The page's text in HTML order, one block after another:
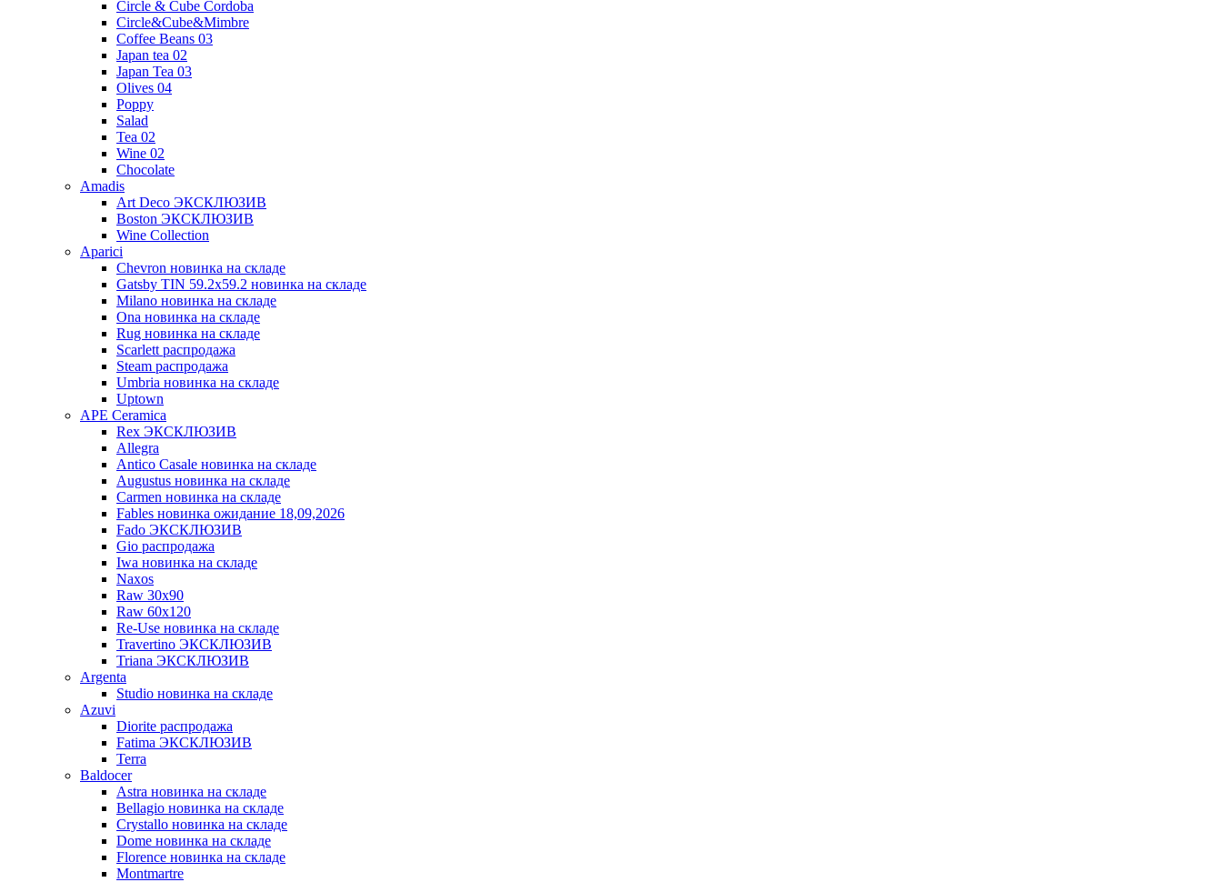
Circle & Cube Cordoba
Circle&Cube&Mimbre
Coffee Beans 03
Japan tea 02
Japan Tea 03
Olives 04
Poppy
Salad
Tea 02
Wine 02
Chocolate
Amadis
Art Deco ЭКСКЛЮЗИВ
Boston ЭКСКЛЮЗИВ
Wine Collection
Aparici
Chevron новинка на складе
Gatsby TIN 59.2x59.2 новинка на складе
Milano новинка на складе
Ona новинка на складе
Rug новинка на складе
Scarlett распродажа
Steam распродажа
Umbria новинка на складе
Uptown
APE Ceramica
Rex ЭКСКЛЮЗИВ
Allegra
Antico Casale новинка на складе
Augustus новинка на складе
Carmen новинка на складе
Fables новинка ожидание 18,09,2026
Fado ЭКСКЛЮЗИВ
Gio распродажа
Iwa новинка на складе
Naxos
Raw 30x90
Raw 60х120
Re-Use новинка на складе
Travertino ЭКСКЛЮЗИВ
Triana ЭКСКЛЮЗИВ
Argenta
Studio новинка на складе
Azuvi
Diorite распродажа
Fatima ЭКСКЛЮЗИВ
Terra
Baldoсer
Astra новинка на складе
Bellagio новинка на складе
Crystallo новинка на складе
Dome новинка на складе
Florence новинка на складе
Montmartre